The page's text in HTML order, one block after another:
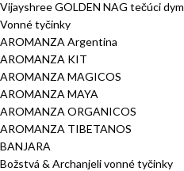
Vijayshree GOLDEN NAG tečúci dym
Vonné tyčinky
AROMANZA Argentina
AROMANZA KIT
AROMANZA MAGICOS
AROMANZA MAYA
AROMANZA ORGANICOS
AROMANZA TIBETANOS
BANJARA
Božstvá & Archanjeli vonné tyčinky